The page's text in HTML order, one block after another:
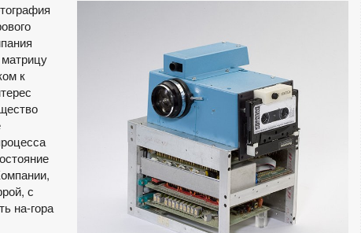
к
с
на-гора